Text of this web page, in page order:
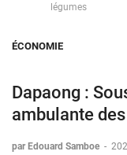
légumes
ÉCONOMIE
Dapaong :
ambulante
par Edouard Samboe -